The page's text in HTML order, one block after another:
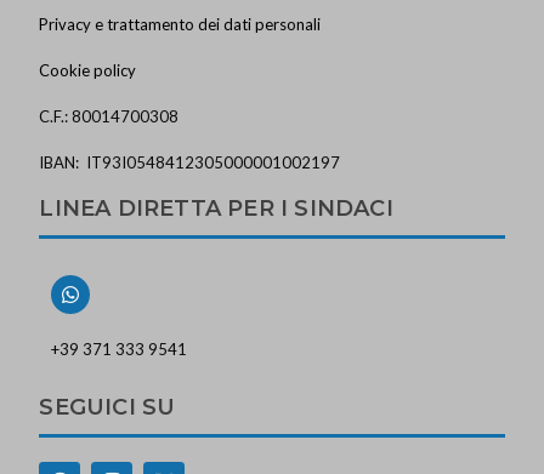
Privacy e trattamento dei dati personali
Cookie policy
C.F.: 80014700308
IBAN: IT93I0548412305000001002197
LINEA DIRETTA PER I SINDACI
+39 371 333 9541
SEGUICI SU